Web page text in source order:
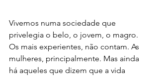
Vivemos numa sociedade que
privelegia o belo, o jovem, o magro.
Os mais experientes, não contam. As
mulheres, principalmente. Mas ainda
há aqueles que dizem que a vida